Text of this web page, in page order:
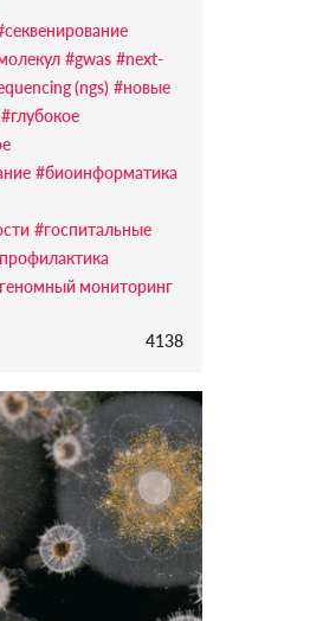
#gwas #next-
(ngs) #новые
#глубокое
#биоинформатика
#госпитальные
мониторинг
4138